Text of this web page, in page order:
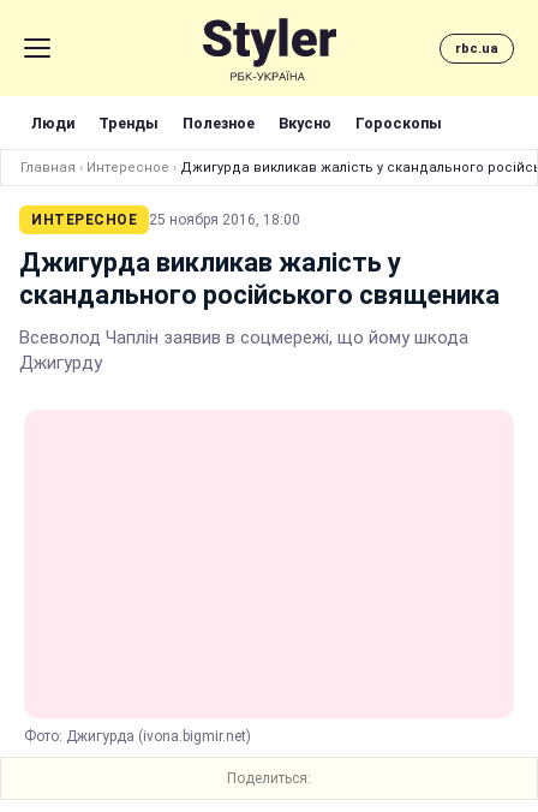
rbc.ua
Люди Тренды Полезное Вкусно Гороскопы
Главная › Интересное › Джигурда викликав жалість у скандального
ИНТЕРЕСНОЕ 25 ноября 2016, 18:00
Джигурда викликав жалість у
скандального російського священика
Всеволод Чаплін заявив в соцмережі, що йому шкода
Джигурду
Фото: Джигурда (ivona.bigmir.net)
Поделиться: